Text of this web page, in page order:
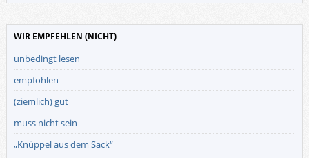
WIR EMPFEHLEN (NICHT)
unbedingt lesen
empfohlen
(ziemlich) gut
muss nicht sein
„Knüppel aus dem Sack“